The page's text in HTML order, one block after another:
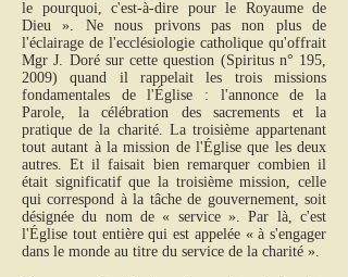
le pourquoi, c'est-à-dire pour le Royaume de
Dieu ». Ne nous privons pas non plus de
l'éclairage de l'ecclésiologie catholique qu'offrait
Mgr J. Doré sur cette question (Spiritus n° 195,
2009) quand il rappelait les trois missions
fondamentales de l'Église : l'annonce de la
Parole, la célébration des sacrements et la
pratique de la charité. La troisième appartenant
tout autant à la mission de l'Église que les deux
autres. Et il faisait bien remarquer combien il
était significatif que la troisième mission, celle
qui correspond à la tâche de gouvernement, soit
désignée du nom de « service ». Par là, c'est
l'Église tout entière qui est appelée « à s'engager
dans le monde au titre du service de la charité ».